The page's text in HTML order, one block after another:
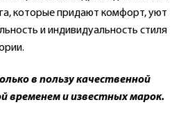
которые придают комфорт, уют
и индивидуальность стиля
в пользу качественной
временем и известных марок.